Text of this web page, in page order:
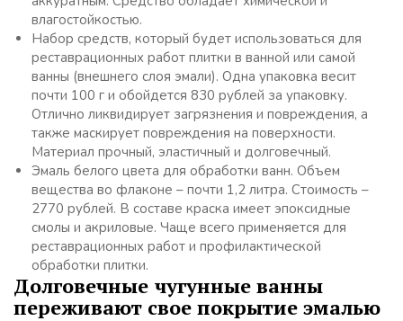
влагостойкостью.
Набор средств, который будет использоваться для
реставрационных работ плитки в ванной или самой
ванны (внешнего слоя эмали). Одна упаковка весит
почти 100 г и обойдется 830 рублей за упаковку.
Отлично ликвидирует загрязнения и повреждения, а
также маскирует повреждения на поверхности.
Материал прочный, эластичный и долговечный.
Эмаль белого цвета для обработки ванн. Объем
вещества во флаконе – почти 1,2 литра. Стоимость –
2770 рублей. В составе краска имеет эпоксидные
смолы и акриловые. Чаще всего применяется для
реставрационных работ и профилактической
обработки плитки.
Долговечные чугунные ванны
переживают свое покрытие эмалью